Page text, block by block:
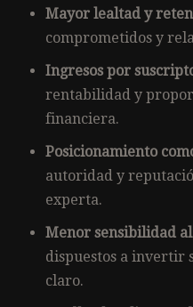
Mayor lealtad y
comprometidos y
Ingresos por
rentabilidad y
financiera.
Posicionamiento
autoridad y
experta.
Menor sensibilidad
dispuestos a invertir
claro.